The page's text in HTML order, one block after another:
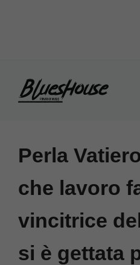
Perla
che lavoro
vincitrice
si è gettata